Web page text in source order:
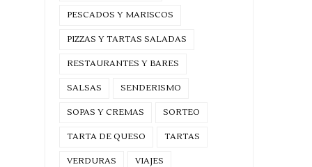
PESCADOS Y MARISCOS
PIZZAS Y TARTAS SALADAS
RESTAURANTES Y BARES
SALSAS SENDERISMO
SOPAS Y CREMAS SORTEO
TARTA DE QUESO TARTAS
VERDURAS VIAJES